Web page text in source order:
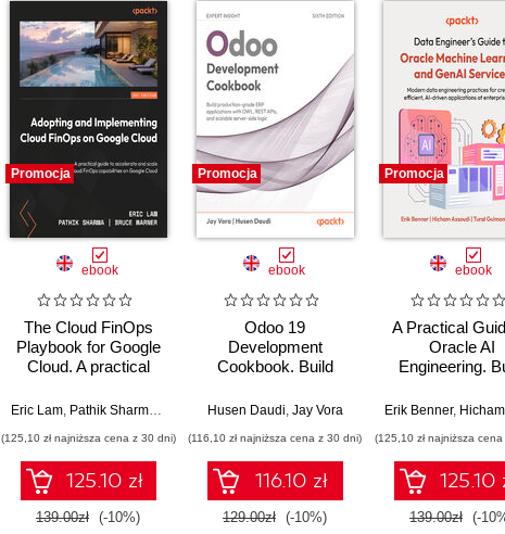
Promocja
ebook
The Cloud FinOps
Playbook for Google
Cloud. A practical
and scale Cloud
Eric Lam, Pathik Sharma , Bruce Warner
(125,10 zł najniższa cena z 30 dni)
125.10 zł
139.00zł (-10%)
Promocja
ebook
Odoo 19
Development
Cookbook. Build
ERP applications with
and scalable server-
side logic - Sixth
Edition
Husen Daudi, Jay Vora
(116,10 zł najniższa cena z 30 dni)
116.10 zł
129.00zł (-10%)
Promocja
ebook
A Practical
Oracle AI
Engineering.
machine learning
on-premises
Erik Benner, Hicham
(125,10 zł najniższa
125.10
139.00zł (-